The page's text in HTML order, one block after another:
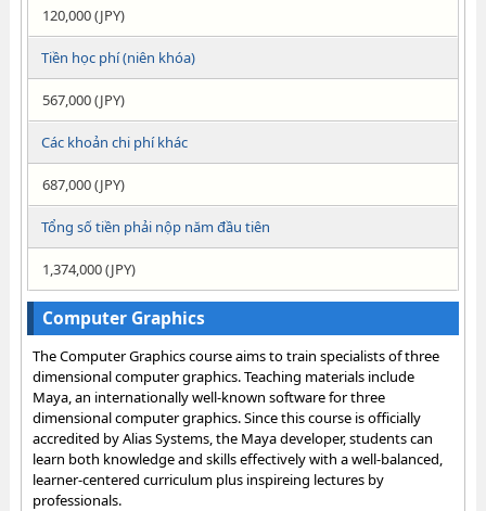
120,000 (JPY)
Tiền học phí (niên khóa)
567,000 (JPY)
Các khoản chi phí khác
687,000 (JPY)
Tổng số tiền phải nộp năm đầu tiên
1,374,000 (JPY)
Computer Graphics
The Computer Graphics course aims to train specialists of three
dimensional computer graphics. Teaching materials include
Maya, an internationally well-known software for three
dimensional computer graphics. Since this course is officially
accredited by Alias Systems, the Maya developer, students can
learn both knowledge and skills effectively with a well-balanced,
learner-centered curriculum plus inspireing lectures by
professionals.